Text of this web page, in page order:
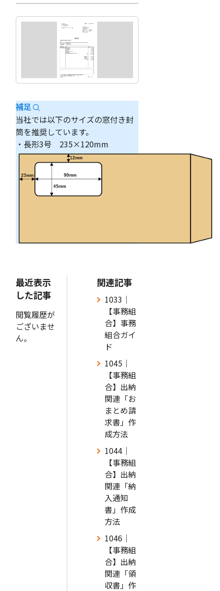
補足
当社では以下のサイズの窓付き封
筒を推奨しています。
・長形3号 235×120mm
最近表示
した記事
閲覧履歴が
ございませ
ん。
関連記事
1033｜
【事務組
合】事務
組合ガイ
ド
1045｜
【事務組
合】出納
関連「お
まとめ請
求書」作
成方法
1044｜
【事務組
合】出納
関連「納
入通知
書」作成
方法
1046｜
【事務組
合】出納
関連「領
収書」作